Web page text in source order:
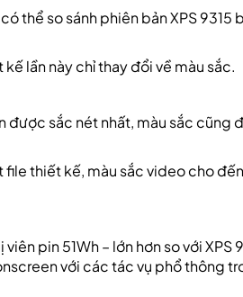
thể so sánh phiên bản XPS 9315
lần này chỉ thay đổi về màu sắc.
được sắc nét nhất, màu sắc cũng
thiết kế, màu sắc video cho
pin 51Wh – lớn hơn so với XPS
với các tác vụ phổ thông